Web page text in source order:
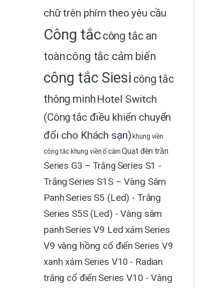
chữ trên phím theo yêu cầu
Công tắc công tắc an
toàncông tắc cảm biến
công tắc Siesi công tắc
thông minh Hotel Switch
(Công tắc điều khiển chuyển
đổi cho Khách sạn) khung viền
công tắc khung viền ổ cắm Quạt đèn trần
Series G3 – Trắng Series S1 -
Trắng Series S1S – Vàng Sâm
PanhSeries S5 (Led) - Trắng
Series S5S (Led) - Vàng sâm
panhSeries V9 Led xám Series
V9 vàng hồng cổ điển Series V9
xanh xám Series V10 - Radian
trắng cổ điển Series V10 - Vàng